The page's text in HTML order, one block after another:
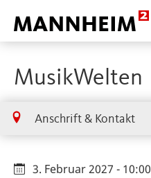
MusikWelten
Anschrift & Kontakt
3. Februar 2027 - 10:00